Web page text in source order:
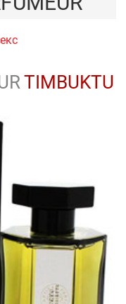
TIMBUKTU